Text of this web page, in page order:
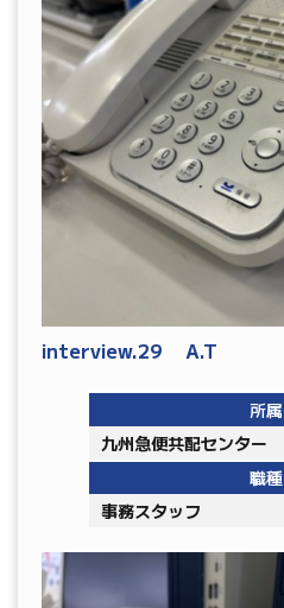
interview.29 A.T
所属
九州急便共配センター
職種
事務スタッフ